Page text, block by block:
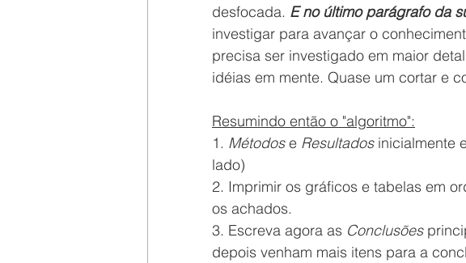
desfocada. E no último parágrafo da
investigar para avançar o
precisa ser investigado em maior
idéias em mente. Quase um cortar e
Resumindo então o "algoritmo":
1. Métodos e Resultados inicialmente
lado)
2. Imprimir os gráficos e tabelas em
os achados.
3. Escreva agora as Conclusões
depois venham mais itens para a